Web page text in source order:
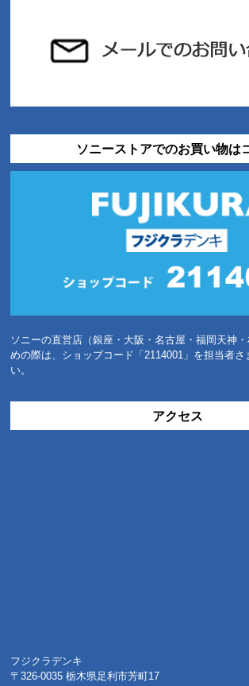
ソニーストアでのお買い物は
ソニーの直営店（銀座・大阪・名古屋・福岡天神
めの際は、ショップコード「2114001」を担当者さ
い。
アクセス
フジクラデンキ
〒326-0035 栃木県足利市芳町17